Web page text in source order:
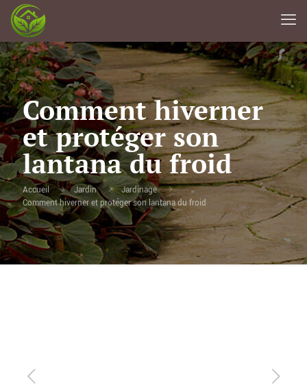
Comment hiverner
et protéger son
lantana du froid
Accueil Jardin
Jardinage
Comment hiverner et protéger son lantana du froid